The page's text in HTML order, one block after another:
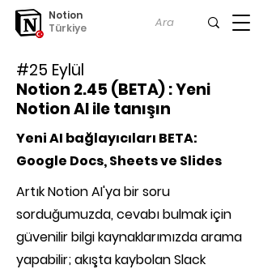
Notion
Türkiye
#25 Eylül
Notion 2.45 (BETA) : Yeni
Notion AI ile tanışın
Yeni AI bağlayıcıları BETA:
Google Docs, Sheets ve Slides
Artık Notion AI'ya bir soru
sorduğumuzda, cevabı bulmak için
güvenilir bilgi kaynaklarımızda arama
yapabilir; akışta kaybolan Slack